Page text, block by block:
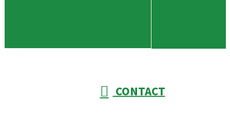
CONTACT